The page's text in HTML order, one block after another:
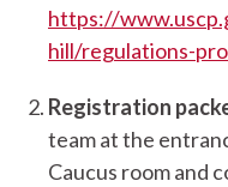
https://
hill/regulations-
Registration
team at the
Caucus room and